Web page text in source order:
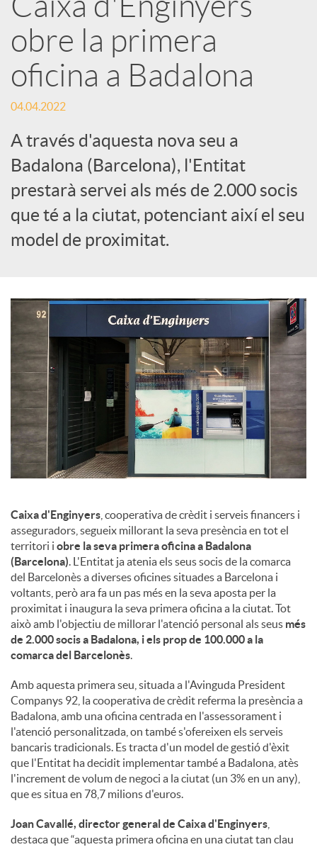
r
t
i
r
a
a
r
x
e
S
o
c
i
a
l
s
obre la primera
oficina a Badalona
04.04.2022
A través d'aquesta nova seu a
Badalona (Barcelona), l'Entitat
prestarà servei als més de 2.000 socis
que té a la ciutat, potenciant així el seu
model de proximitat.
Caixa d'Enginyers , cooperativa de crèdit i serveis financers i
asseguradors, segueix millorant la seva presència en tot el
territori i obre la seva primera oficina a Badalona
(Barcelona). L'Entitat ja atenia els seus socis de la comarca
del Barcelonès a diverses oficines situades a Barcelona i
voltants, però ara fa un pas més en la seva aposta per la
proximitat i inaugura la seva primera oficina a la ciutat. Tot
això amb l'objectiu de millorar l'atenció personal als seus més
de 2.000 socis a Badalona, i els prop de 100.000 a la
comarca del Barcelonès.
Amb aquesta primera seu, situada a l'Avinguda President
Companys 92, la cooperativa de crèdit referma la presència a
Badalona, amb una oficina centrada en l'assessorament i
l'atenció personalitzada, on també s'ofereixen els serveis
bancaris tradicionals. Es tracta d'un model de gestió d'èxit
que l'Entitat ha decidit implementar també a Badalona, atès
l'increment de volum de negoci a la ciutat (un 3% en un any),
que es situa en 78,7 milions d'euros.
Joan Cavallé, director general de Caixa d'Enginyers
destaca que “aquesta primera oficina en una ciutat tan clau